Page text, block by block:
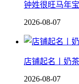
钟姓很旺马年
2026-08-07
店铺起名丨奶
2026-08-07